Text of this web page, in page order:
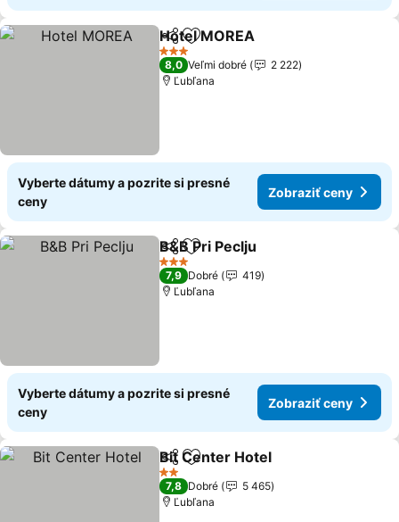
ZdieľaťPridať do obľúbených
Hotel MOREA
3 Počet hviezdičiek
8,0 Veľmi dobré
2 222
Ľubľana
Vyberte dátumy a pozrite si presné
ceny
Zobraziť ceny
ZdieľaťPridať do obľúbených
B&B Pri Peclju
3 Počet hviezdičiek
7,9 Dobré
419
Ľubľana
Vyberte dátumy a pozrite si presné
ceny
Zobraziť ceny
ZdieľaťPridať do obľúbených
Bit Center Hotel
2 Počet hviezdičiek
7,8 Dobré
5 465
Ľubľana